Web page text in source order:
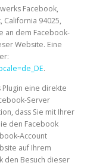
Facebook,
California 94025,
an dem Facebook-
Website. Eine
.
eine direkte
Server
dass Sie mit Ihrer
den Facebook
Account
auf Ihrem
den Besuch dieser